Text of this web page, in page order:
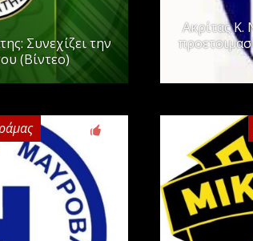
Συνεχίζει την
(Βίντεο)
Ακρίτας Κ.